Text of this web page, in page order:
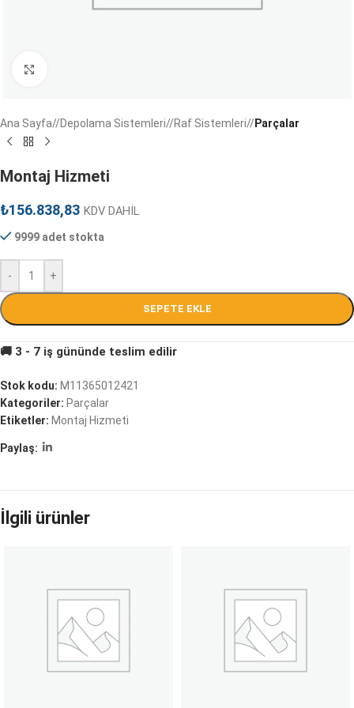
Ana Sayfa/ Depolama Sistemleri/ Raf Sistemleri/ Parçalar
Montaj Hizmeti
₺156.838,83 KDV DAHİL
9999 adet stokta
- +
SEPETE EKLE
Stok kodu: M11365012421
Kategoriler: Parçalar
Etiketler: Montaj Hizmeti
Paylaş:
İlgili ürünler